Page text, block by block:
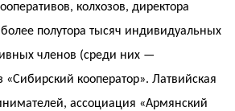
колхозов, директора
полутора тысяч индивидуальных
членов (среди них —
кооператор». Латвийская
ассоциация «Армянский